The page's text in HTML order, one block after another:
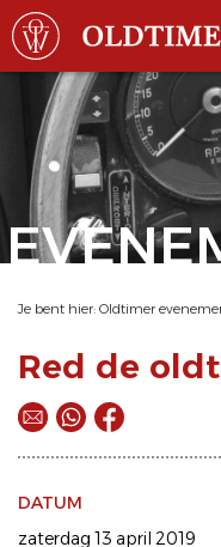
Je bent hier: Oldtimer
Red de
DATUM
zaterdag 13 april 2019